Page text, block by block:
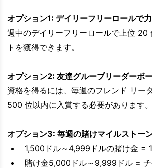
オプション1: デイリーフリーロールで
週中のデイリーフリーロールで上位 20
トを獲得できます。
オプション2: 友達グループリーダーボ
資格を得るには、毎週のフレンド リー
500 位以内に入賞する必要があります。
オプション3: 毎週の賭けマイルストー
1,500ドル～4,999ドルの賭け金 =
賭け金5,000ドル～9,999ドル =